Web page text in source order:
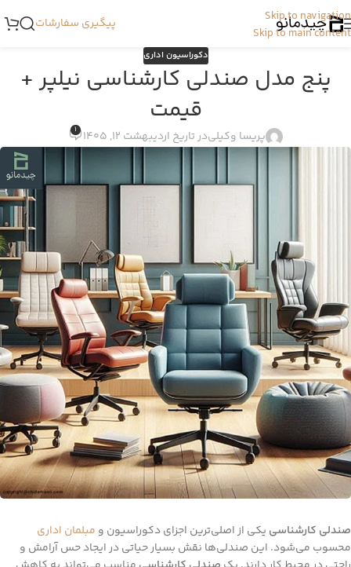
Skip to navigation
Skip to main content
پیگیری سفارشات
دکوراسیون اداری
پنج مدل صندلی کارشناسی نیلپر +
قیمت
پریسا وکیلیدر تاریخ اردیبهشت 12, 1405 1
صندلی کارشناسی یکی از اصلی‌ترین اجزای دکوراسیون و مبلمان اداری
محسوب می‌شود. این صندلی‌ها نقش بسیار حیاتی در ایجاد حس آرامش و